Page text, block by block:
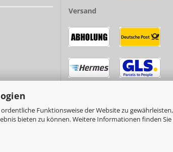
Funktionsweise der Website zu
bieten zu können. Weitere Informationen finden Sie
Versand